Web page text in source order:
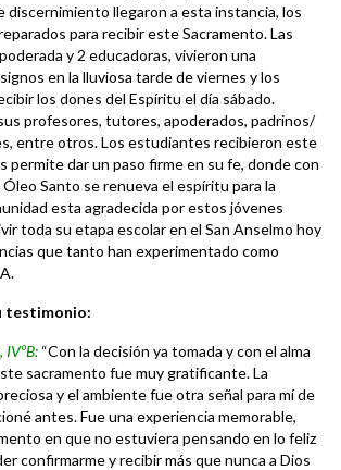
discernimiento llegaron a esta instancia, los
para recibir este Sacramento. Las
y 2 educadoras, vivieron una
en la lluviosa tarde de viernes y los
los dones del Espíritu el día sábado.
profesores, tutores, apoderados, padrinos/
entre otros. Los estudiantes recibieron este
permite dar un paso firme en su fe, donde con
Santo se renueva el espíritu para la
esta agradecida por estos jóvenes
toda su etapa escolar en el San Anselmo hoy
que tanto han experimentado como
testimonio:
IVºB: “Con la decisión ya tomada y con el alma
sacramento fue muy gratificante. La
y el ambiente fue otra señal para mí de
antes. Fue una experiencia memorable,
en que no estuviera pensando en lo feliz
confirmarme y recibir más que nunca a Dios